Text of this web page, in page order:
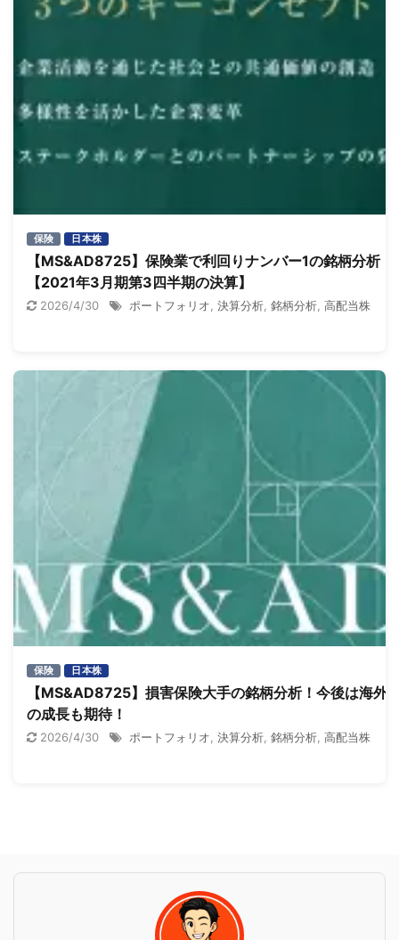
保険 日本株
【MS&AD8725】保険業で利回りナンバー1の銘柄分析！
【2021年3月期第3四半期の決算】
2026/4/30 ポートフォリオ 決算分析 銘柄分析 高配当株
保険 日本株
【MS&AD8725】損害保険大手の銘柄分析！今後は海外
の成長も期待！
2026/4/30 ポートフォリオ 決算分析 銘柄分析 高配当株